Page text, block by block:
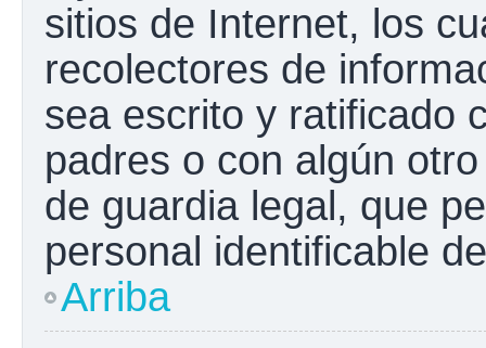
sitios de Internet, los
recolectores de
sea escrito y ratificado
padres o con algún
de guardia legal, que
personal identificable
Arriba